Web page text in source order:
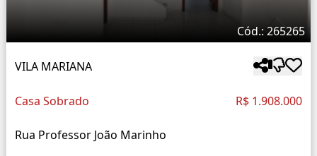
Cód.: 265265
VILA MARIANA
Casa Sobrado R$ 1.908.000
Rua Professor João Marinho